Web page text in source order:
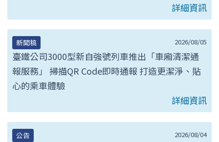
詳細資訊
2026/08/05
新聞稿
臺鐵公司3000型新自強號列車推出「車廂清潔通
報服務」 掃描QR Code即時通報 打造更潔淨、貼
心的乘車體驗
詳細資訊
2026/08/04
公告